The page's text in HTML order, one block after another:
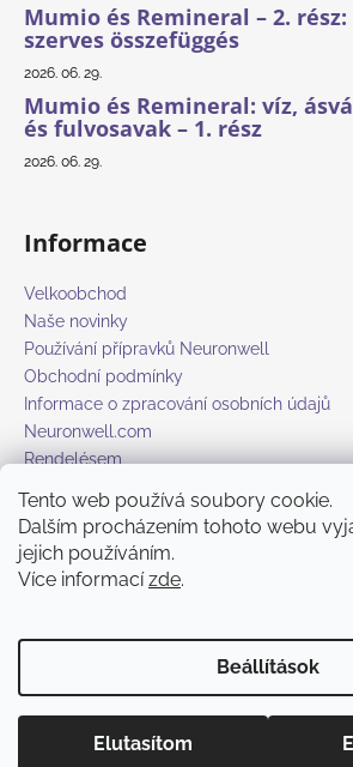
Tento web používá soubory cookie.
Dalším procházením tohoto webu
jejich používáním.
Více informacízde.
Beállítások
Elutasítom
Mumio és Remineral – 2.
szerves összefüggés
2026. 06. 29.
Mumio és Remineral: víz,
és fulvosavak – 1. rész
2026. 06. 29.
Informace
Velkoobchod
Naše novinky
Používání přípravků Neuronwell
Obchodní podmínky
Informace o zpracování osobních údajů
Neuronwell.com
Rendelésem
Online fizetési lehetőséget
Copyright 2026Neuronwell. Minden
beállítások